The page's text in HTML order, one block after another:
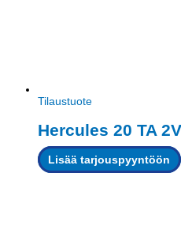
Tilaustuote
Hercules 20 TA
Lisää tarjouspyyntöön